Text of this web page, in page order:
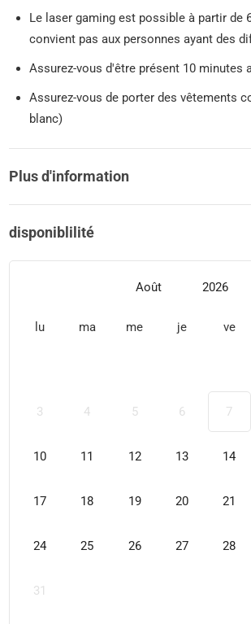
Le laser gaming est possible à partir de
convient pas aux personnes ayant des
Assurez-vous d'être présent 10 minutes
Assurez-vous de porter des vêtements
blanc)
Plus d'information
disponiblilité
Août 2026
lu ma me je ve
3 4 5 6 7
10 11 12 13 14
17 18 19 20 21
24 25 26 27 28
31